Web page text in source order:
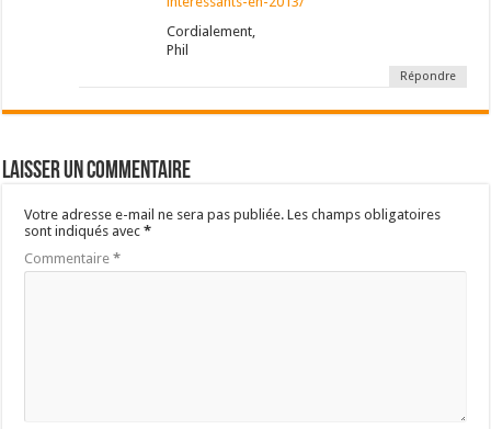
Cordialement,
Phil
Répondre
Laisser un commentaire
Votre adresse e-mail ne sera pas publiée. Les champs obligatoires
sont indiqués avec*
Commentaire*